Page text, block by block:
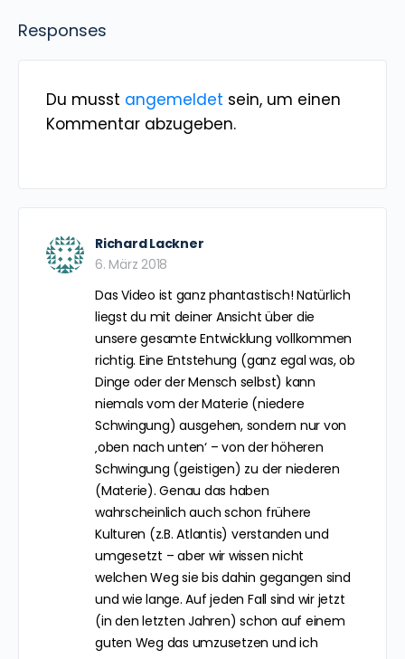
Responses
Du musst angemeldet sein, um einen
Kommentar abzugeben.
Richard Lackner
6. März 2018
Das Video ist ganz phantastisch! Natürlich
liegst du mit deiner Ansicht über die
unsere gesamte Entwicklung vollkommen
richtig. Eine Entstehung (ganz egal was, ob
Dinge oder der Mensch selbst) kann
niemals vom der Materie (niedere
Schwingung) ausgehen, sondern nur von
‚oben nach unten‘ – von der höheren
Schwingung (geistigen) zu der niederen
(Materie). Genau das haben
wahrscheinlich auch schon frühere
Kulturen (z.B. Atlantis) verstanden und
umgesetzt – aber wir wissen nicht
welchen Weg sie bis dahin gegangen sind
und wie lange. Auf jeden Fall sind wir jetzt
(in den letzten Jahren) schon auf einem
guten Weg das umzusetzen und ich